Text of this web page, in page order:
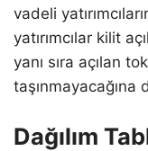
vadeli
yatırımcılar kilit
yanı sıra açılan
taşınmayacağına
Dağılım